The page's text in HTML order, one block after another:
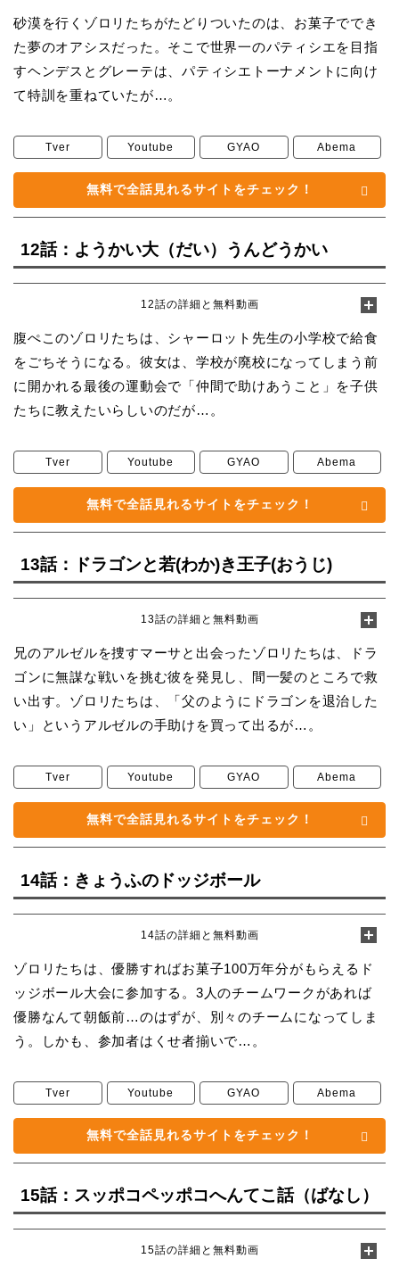
砂漠を行くゾロリたちがたどりついたのは、お菓子ででき
た夢のオアシスだった。そこで世界一のパティシエを目指
すヘンデスとグレーテは、パティシエトーナメントに向け
て特訓を重ねていたが…。
Tver Youtube GYAO Abema
無料で全話見れるサイトをチェック！
12話：ようかい大（だい）うんどうかい
12話の詳細と無料動画
腹ぺこのゾロリたちは、シャーロット先生の小学校で給食
をごちそうになる。彼女は、学校が廃校になってしまう前
に開かれる最後の運動会で「仲間で助けあうこと」を子供
たちに教えたいらしいのだが…。
Tver Youtube GYAO Abema
無料で全話見れるサイトをチェック！
13話：ドラゴンと若(わか)き王子(おうじ)
13話の詳細と無料動画
兄のアルゼルを捜すマーサと出会ったゾロリたちは、ドラ
ゴンに無謀な戦いを挑む彼を発見し、間一髪のところで救
い出す。ゾロリたちは、「父のようにドラゴンを退治した
い」というアルゼルの手助けを買って出るが…。
Tver Youtube GYAO Abema
無料で全話見れるサイトをチェック！
14話：きょうふのドッジボール
14話の詳細と無料動画
ゾロリたちは、優勝すればお菓子100万年分がもらえるド
ッジボール大会に参加する。3人のチームワークがあれば
優勝なんて朝飯前…のはずが、別々のチームになってしま
う。しかも、参加者はくせ者揃いで…。
Tver Youtube GYAO Abema
無料で全話見れるサイトをチェック！
15話：スッポコペッポコへんてこ話（ばなし）
15話の詳細と無料動画